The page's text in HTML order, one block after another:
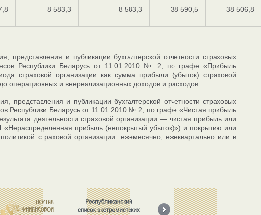
8 583,3 8 583,3 38 590,5 38 506,8
представления и публикации бухгалтерской отчетности страховых
Республики Беларусь от 11.01.2010 № 2, по графе «Прибыль
страховой организации как сумма прибыли (убыток) страховой
операционных и внереализационных доходов и расходов.
представления и публикации бухгалтерской отчетности страховых
Республики Беларусь от 11.01.2010 № 2, по графе «Чистая прибыль
деятельности страховой организации — чистая прибыль или
прибыль (непокрытый убыток)») и покрытию или
страховой организации: ежемесячно, ежеквартально или в